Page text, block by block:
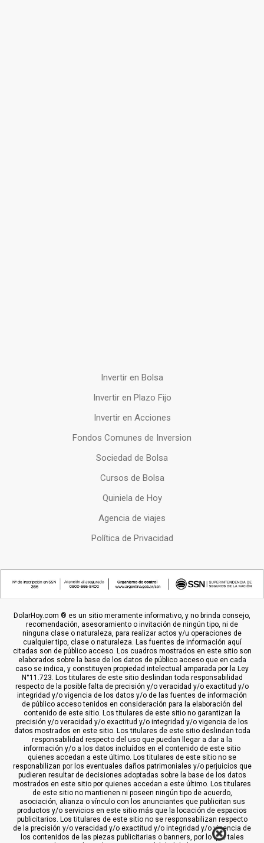
Invertir en Bolsa
Invertir en Plazo Fijo
Invertir en Acciones
Fondos Comunes de Inversion
Sociedad de Bolsa
Cursos de Bolsa
Quiniela de Hoy
Agencia de viajes
Política de Privacidad
DolarHoy.com ® es un sitio meramente informativo, y no brinda consejo,
recomendación, asesoramiento o invitación de ningún tipo, ni de
ninguna clase o naturaleza, para realizar actos y/u operaciones de
cualquier tipo, clase o naturaleza. Las fuentes de información aquí
citadas son de público acceso. Los cuadros mostrados en este sitio son
elaborados sobre la base de los datos de público acceso que en cada
caso se indica, y constituyen propiedad intelectual amparada por la Ley
N°11.723. Los titulares de este sitio deslindan toda responsabilidad
respecto de la posible falta de precisión y/o veracidad y/o exactitud y/o
integridad y/o vigencia de los datos y/o de las fuentes de información
de público acceso tenidos en consideración para la elaboración del
contenido de este sitio. Los titulares de este sitio no garantizan la
precisión y/o veracidad y/o exactitud y/o integridad y/o vigencia de los
datos mostrados en este sitio. Los titulares de este sitio deslindan toda
responsabilidad respecto del uso que puedan llegar a dar a la
información y/o a los datos incluídos en el contenido de este sitio
quienes accedan a este último. Los titulares de este sitio no se
responabilizan por los eventuales daños patrimoniales y/o perjuicios que
pudieren resultar de decisiones adoptadas sobre la base de los datos
mostrados en este sitio por quienes accedan a este último. Los titulares
de este sitio no mantienen ni poseen ningún tipo de acuerdo,
asociación, alianza o vínculo con los anunciantes que publicitan sus
productos y/o servicios en este sitio más que la locación de espacios
publicitarios. Los titulares de este sitio no se responsabilizan respecto
de la precisión y/o veracidad y/o exactitud y/o integridad y/o vigencia de
los contenidos de las piezas publicitarias o banners, por lo que tales